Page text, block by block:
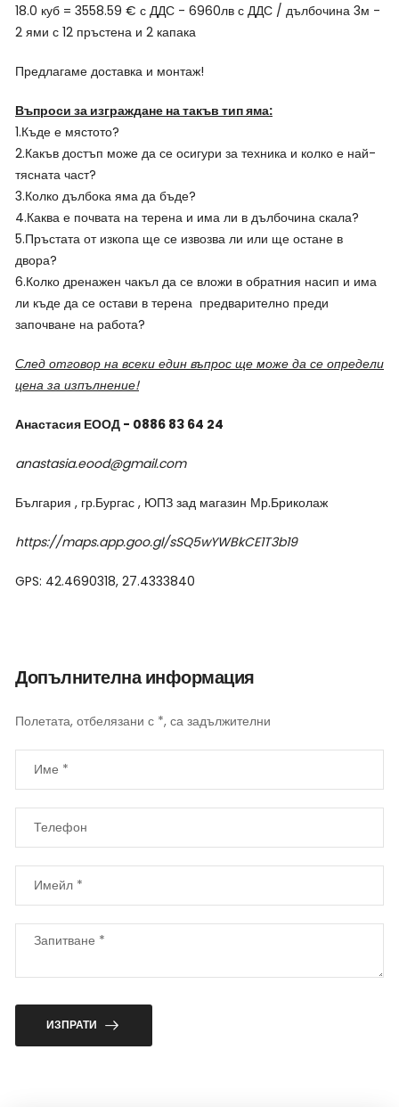
18.0 куб = 3558.59 € с ДДС - 6960лв с ДДС / дълбочина 3м -
2 ями с 12 пръстена и 2 капака
Предлагаме доставка и монтаж!
Въпроси за изграждане на такъв тип яма:
1.Къде е мястото?
2.Какъв достъп може да се осигури за техника и колко е най-
тясната част?
3.Колко дълбока яма да бъде?
4.Каква е почвата на терена и има ли в дълбочина скала?
5.Пръстата от изкопа ще се извозва ли или ще остане в
двора?
6.Колко дренажен чакъл да се вложи в обратния насип и има
ли къде да се остави в терена предварително преди
започване на работа?
След отговор на всеки един въпрос ще може да се определи
цена за изпълнение!
Анастасия ЕООД - 0886 83 64 24
anastasia.eood@gmail.com
България , гр.Бургас , ЮПЗ зад магазин Мр.Бриколаж
https://maps.app.goo.gl/sSQ5wYWBkCE1T3b19
GPS: 42.4690318, 27.4333840
Допълнителна информация
Полетата, отбелязани с *, са задължителни
ИЗПРАТИ